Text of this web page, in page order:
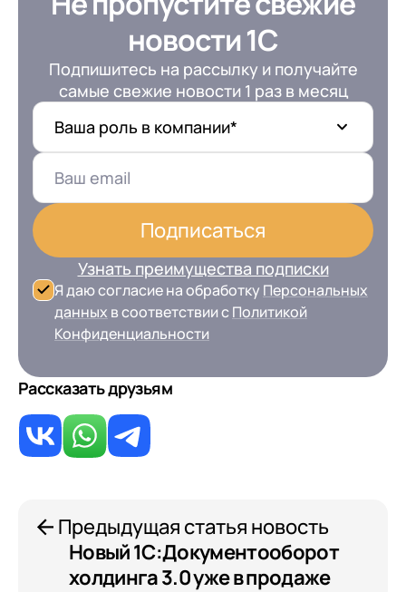
новости 1С
Подпишитесь на рассылку и получайте
самые свежие новости 1 раз в месяц
Ваша роль в компании*
Подписаться
Узнать преимущества подписки
Я даю согласие на обработку Персональных
данных в соответствии сПолитикой
Конфиденциальности
Рассказать друзьям
Предыдущая статья новость
Новый 1С:Документооборот
холдинга 3.0 уже в продаже